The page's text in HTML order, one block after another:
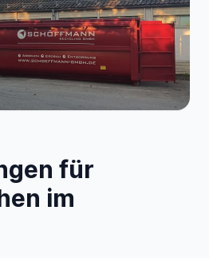
für
im